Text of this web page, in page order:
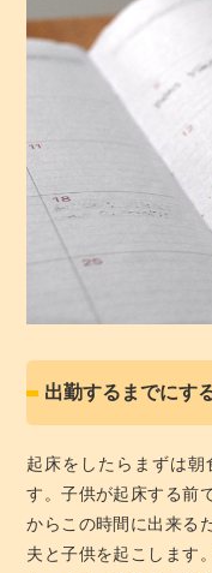
出勤するまでにす
起床をしたらまずは
す。子供が起床する前
からこの時間に出来る
夫と子供を起こします